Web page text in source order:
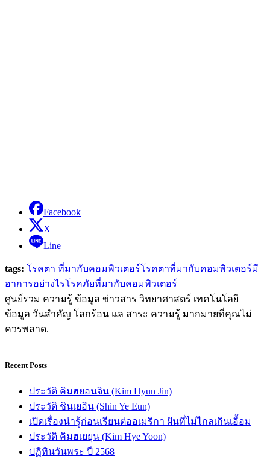
Facebook
X
Line
tags: โรคตา ที่มากับคอมพิวเตอร์โรคตาที่มากับคอมพิวเตอร์มี
อาการอย่างไรโรคภัยที่มากับคอมพิวเตอร์
ศูนย์รวม ความรู้ ข้อมูล ข่าวสาร วิทยาศาสตร์ เทคโนโลยี
ข้อมูล วันสำคัญ โลกร้อน แล สาระ ความรู้ มากมายที่คุณไม่
ควรพลาด.
Recent Posts
ประวัติ คิมฮยอนจิน (Kim Hyun Jin)
ประวัติ ชินเยอึน (Shin Ye Eun)
เปิดเรื่องน่ารู้ก่อนเรียนต่ออเมริกา ฝันที่ไม่ไกลเกินเอื้อม
ประวัติ คิมฮเยยุน (Kim Hye Yoon)
ปฏิทินวันพระ ปี 2568